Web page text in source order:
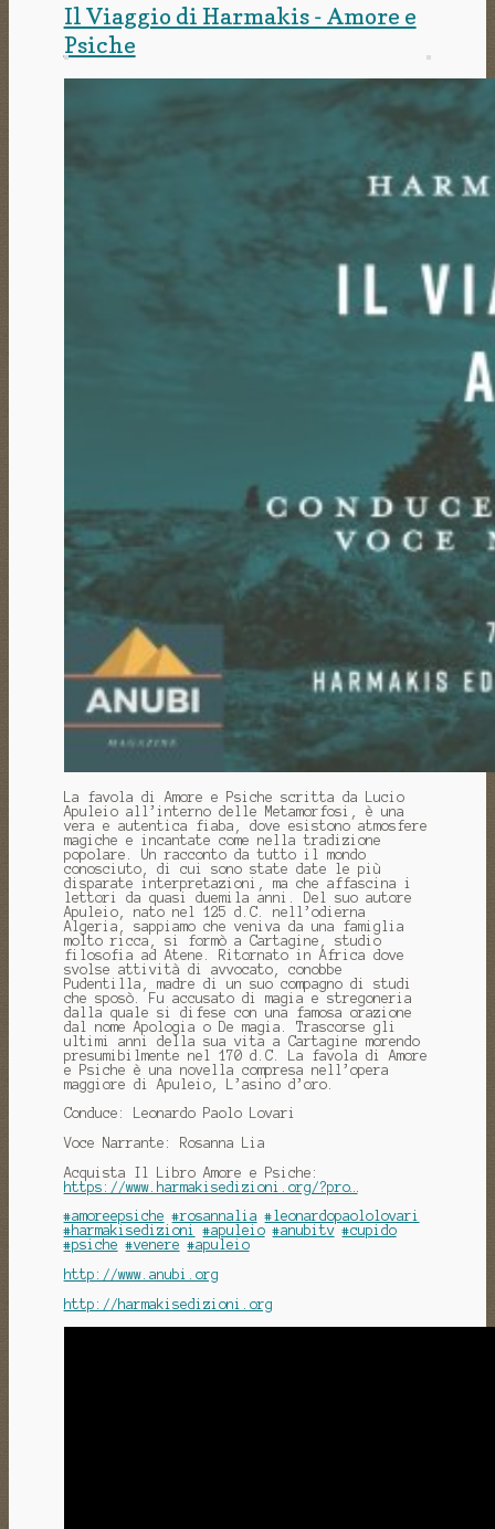
Il Viaggio di Harmakis - Amore e
Psiche
La favola di Amore e Psiche scritta da Lucio
Apuleio all’interno delle Metamorfosi, è una
vera e autentica fiaba, dove esistono atmosfere
magiche e incantate come nella tradizione
popolare. Un racconto da tutto il mondo
conosciuto, di cui sono state date le più
disparate interpretazioni, ma che affascina i
lettori da quasi duemila anni. Del suo autore
Apuleio, nato nel 125 d.C. nell’odierna
Algeria, sappiamo che veniva da una famiglia
molto ricca, si formò a Cartagine, studio
filosofia ad Atene. Ritornato in Africa dove
svolse attività di avvocato, conobbe
Pudentilla, madre di un suo compagno di studi
che sposò. Fu accusato di magia e stregoneria
dalla quale si difese con una famosa orazione
dal nome Apologia o De magia. Trascorse gli
ultimi anni della sua vita a Cartagine morendo
presumibilmente nel 170 d.C. La favola di Amore
e Psiche è una novella compresa nell’opera
maggiore di Apuleio, L’asino d’oro.
Conduce: Leonardo Paolo Lovari
Voce Narrante: Rosanna Lia
Acquista Il Libro Amore e Psiche:
https://www.harmakisedizioni.org/?pro…
#amoreepsiche #rosannalia #leonardopaololovari
#harmakisedizioni
#apuleio #anubitv #cupido
#psiche #venere #apuleio
http://www.anubi.org
http://harmakisedizioni.org